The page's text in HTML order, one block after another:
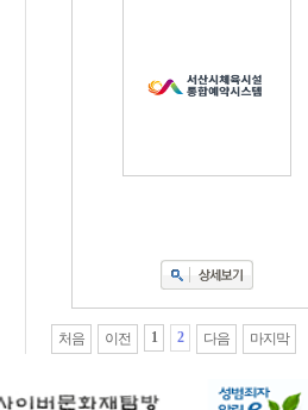
처음 이전 1 2 다음 마지막